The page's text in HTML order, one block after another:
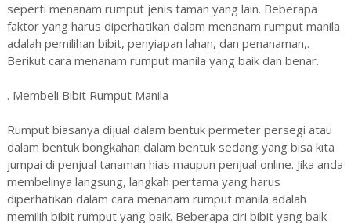
seperti menanam rumput jenis taman yang lain. Beberapa
faktor yang harus diperhatikan dalam menanam rumput manila
adalah pemilihan bibit, penyiapan lahan, dan penanaman,.
Berikut cara menanam rumput manila yang baik dan benar.
. Membeli Bibit Rumput Manila
Rumput biasanya dijual dalam bentuk permeter persegi atau
dalam bentuk bongkahan dalam bentuk sedang yang bisa kita
jumpai di penjual tanaman hias maupun penjual online. Jika anda
membelinya langsung, langkah pertama yang harus
diperhatikan dalam cara menanam rumput manila adalah
memilih bibit rumput yang baik. Beberapa ciri bibit yang baik